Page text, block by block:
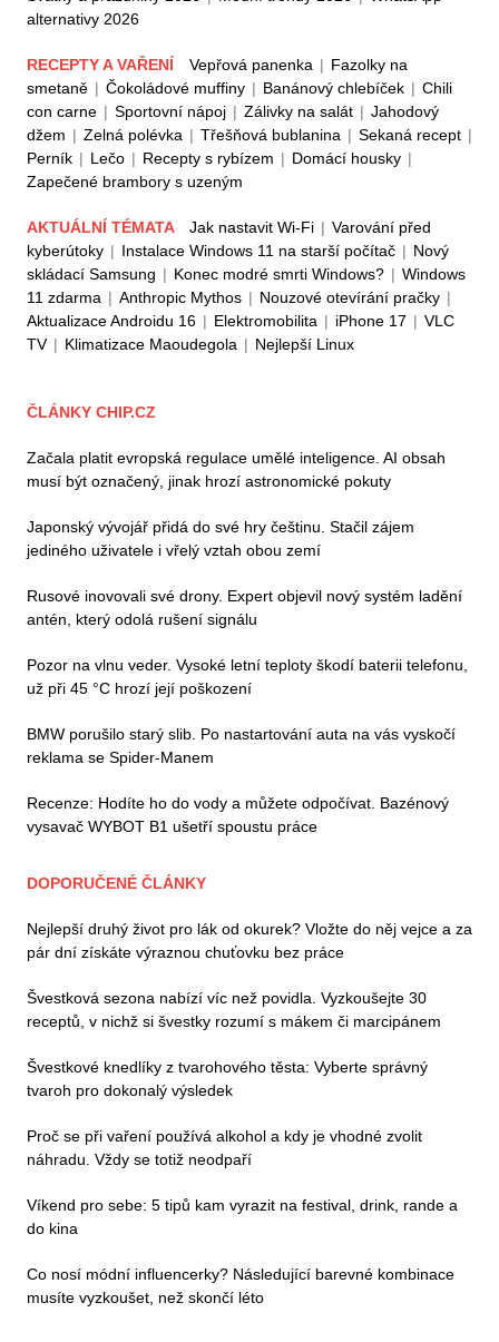
alternativy 2026
RECEPTY A VAŘENÍ Vepřová panenka | Fazolky na
smetaně | Čokoládové muffiny | Banánový chlebíček | Chili
con carne | Sportovní nápoj | Zálivky na salát | Jahodový
džem | Zelná polévka | Třešňová bublanina | Sekaná recept |
Perník | Lečo | Recepty s rybízem | Domácí housky |
Zapečené brambory s uzeným
AKTUÁLNÍ TÉMATA Jak nastavit Wi-Fi | Varování před
kyberútoky | Instalace Windows 11 na starší počítač | Nový
skládací Samsung | Konec modré smrti Windows? | Windows
11 zdarma | Anthropic Mythos | Nouzové otevírání pračky |
Aktualizace Androidu 16 | Elektromobilita | iPhone 17 | VLC
TV | Klimatizace Maoudegola | Nejlepší Linux
ČLÁNKY CHIP.CZ
Začala platit evropská regulace umělé inteligence. AI obsah
musí být označený, jinak hrozí astronomické pokuty
Japonský vývojář přidá do své hry češtinu. Stačil zájem
jediného uživatele i vřelý vztah obou zemí
Rusové inovovali své drony. Expert objevil nový systém ladění
antén, který odolá rušení signálu
Pozor na vlnu veder. Vysoké letní teploty škodí baterii telefonu,
už při 45 °C hrozí její poškození
BMW porušilo starý slib. Po nastartování auta na vás vyskočí
reklama se Spider-Manem
Recenze: Hodíte ho do vody a můžete odpočívat. Bazénový
vysavač WYBOT B1 ušetří spoustu práce
DOPORUČENÉ ČLÁNKY
Nejlepší druhý život pro lák od okurek? Vložte do něj vejce a za
pár dní získáte výraznou chuťovku bez práce
Švestková sezona nabízí víc než povidla. Vyzkoušejte 30
receptů, v nichž si švestky rozumí s mákem či marcipánem
Švestkové knedlíky z tvarohového těsta: Vyberte správný
tvaroh pro dokonalý výsledek
Proč se při vaření používá alkohol a kdy je vhodné zvolit
náhradu. Vždy se totiž neodpaří
Víkend pro sebe: 5 tipů kam vyrazit na festival, drink, rande a
do kina
Co nosí módní influencerky? Následující barevné kombinace
musíte vyzkoušet, než skončí léto